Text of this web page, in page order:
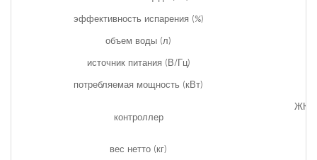
эффективность испарения (%)
объем воды (л)
источник питания (В/Гц)
потребляемая мощность (кВт)
контроллер
ЖК-
вес нетто (кг)